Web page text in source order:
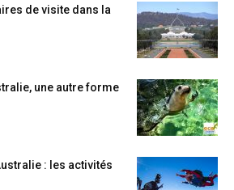
de visite dans la
une autre forme
: les activités